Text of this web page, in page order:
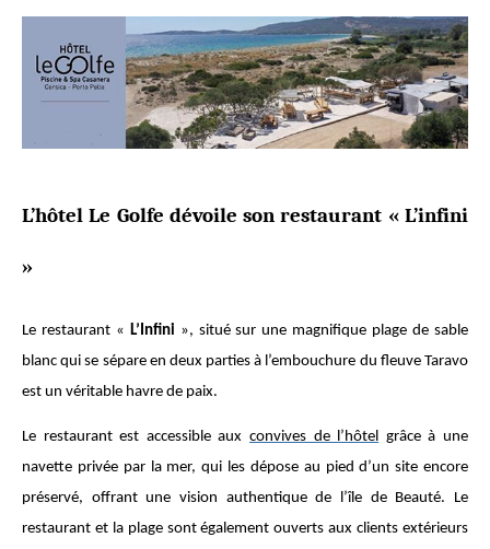
L’hôtel Le Golfe dévoile son restaurant « L’infini
»
Le restaurant « L’Infini », situé sur une magnifique plage de sable
blanc qui se sépare en deux parties à l’embouchure du fleuve Taravo
est un véritable havre de paix.
Le restaurant est accessible aux convives de l’hôtel
grâce à une
navette privée par la mer, qui les dépose au pied d’un site encore
préservé, offrant une vision authentique de l’île de Beauté. Le
restaurant et la plage sont également ouverts aux clients extérieurs